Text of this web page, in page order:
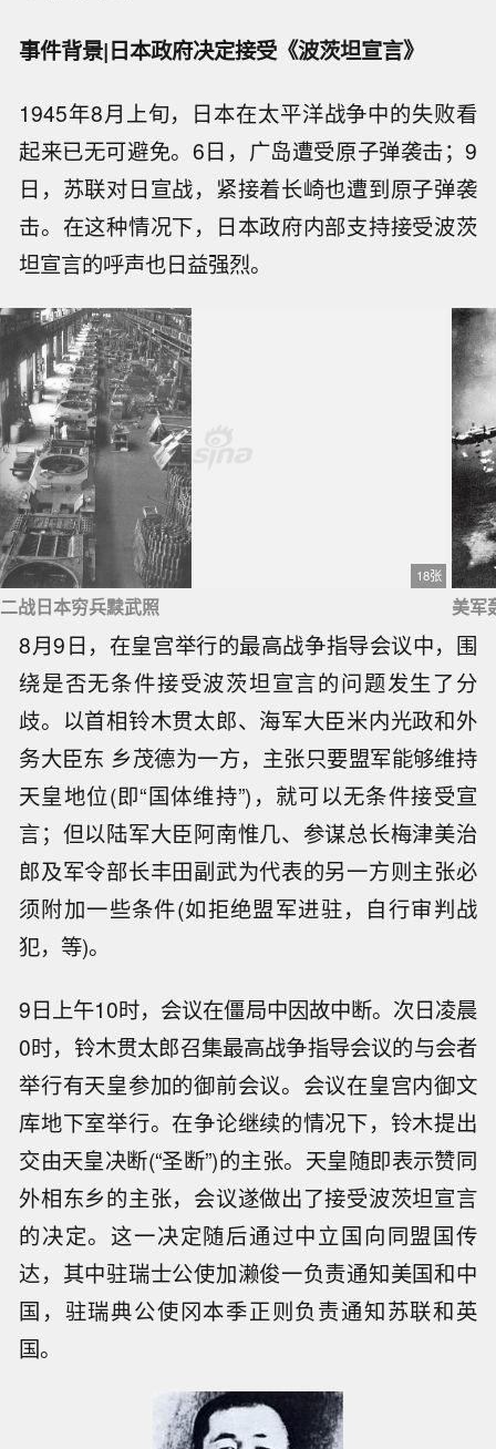
事件背景|日本政府决定接受《波茨坦宣言》
1945年8月上旬，日本在太平洋战争中的失败看
起来已无可避免。6日，广岛遭受原子弹袭击；9
日，苏联对日宣战，紧接着长崎也遭到原子弹袭
击。在这种情况下，日本政府内部支持接受波茨
坦宣言的呼声也日益强烈。
18张
二战日本穷兵黩武照 美军
8月9日，在皇宫举行的最高战争指导会议中，围
绕是否无条件接受波茨坦宣言的问题发生了分
歧。以首相铃木贯太郎、海军大臣米内光政和外
务大臣东 乡茂德为一方，主张只要盟军能够维持
天皇地位(即“国体维持”)，就可以无条件接受宣
言；但以陆军大臣阿南惟几、参谋总长梅津美治
郎及军令部长丰田副武为代表的另一方则主张必
须附加一些条件(如拒绝盟军进驻，自行审判战
犯，等)。
9日上午10时，会议在僵局中因故中断。次日凌晨
0时，铃木贯太郎召集最高战争指导会议的与会者
举行有天皇参加的御前会议。会议在皇宫内御文
库地下室举行。在争论继续的情况下，铃木提出
交由天皇决断(“圣断”)的主张。天皇随即表示赞同
外相东乡的主张，会议遂做出了接受波茨坦宣言
的决定。这一决定随后通过中立国向同盟国传
达，其中驻瑞士公使加濑俊一负责通知美国和中
国，驻瑞典公使冈本季正则负责通知苏联和英
国。